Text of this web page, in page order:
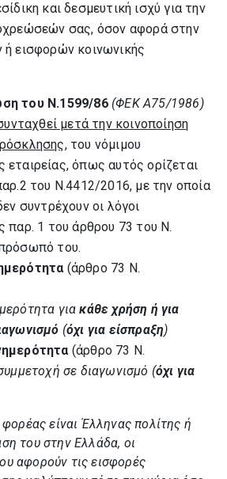
και δεσμευτική ισχύ για την
σας, όσον αφορά στην
εισφορών κοινωνικής
του Ν.1599/86 (ΦΕΚ Α75/1986)
μετά την κοινοποίηση
του νόμιμου
όπως αυτός ορίζεται
του Ν.4412/2016, με την οποία
συντρέχουν οι λόγοι
παρ. 1 του άρθρου 73 του Ν.
του.
(άρθρο 73 Ν.
γιακάθε χρήση ή για
(όχι για είσπραξη)
(άρθρο 73 Ν.
σε διαγωνισμό (όχι για
είναι Έλληνας πολίτης ή
του στην Ελλάδα, οι
αφορούν τις εισφορές